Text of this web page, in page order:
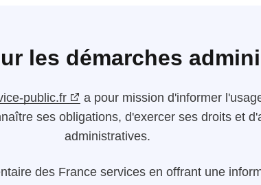
les démarches
public.fr
a pour mission d'informer
ses obligations, d'exercer ses droits et
administratives.
des France services en offrant une